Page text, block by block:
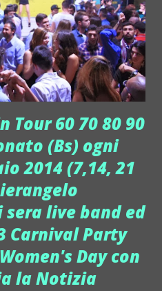
tanto atteso e molto
anni dopo "World
ed i suoi musicisti, ovvero gli
2013 sono tornati con "...
Tour 60 70 80 90
(Bs) ogni
2014 (7,14, 21
live band ed
Carnival Party
Day con
la Notizia